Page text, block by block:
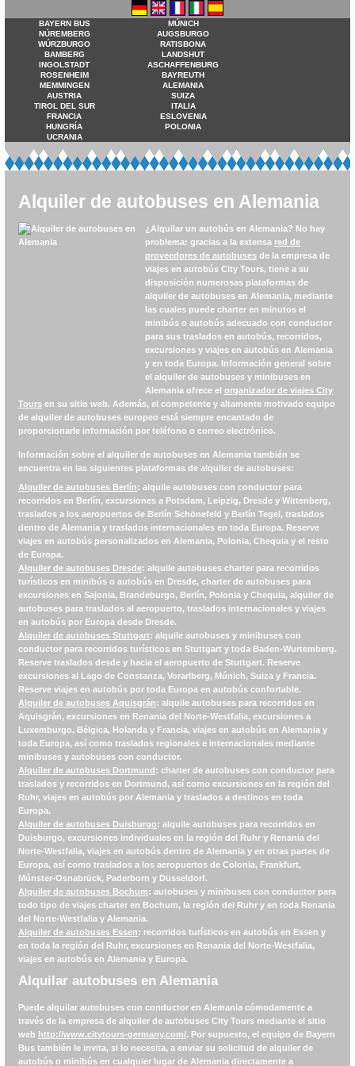
Alquiler de autobuses en Alemania
¿Alquilar un autobús en Alemania? No hay
problema: gracias a la extensa red de
proveedores de autobuses de la empresa de
viajes en autobús City Tours, tiene a su
disposición numerosas plataformas de
alquiler de autobuses en Alemania, mediante
las cuales puede charter en minutos el
minibús o autobús adecuado con conductor
para sus traslados en autobús, recorridos,
excursiones y viajes en autobús en Alemania
y en toda Europa. Información general sobre
el alquiler de autobuses y minibuses en
Alemania ofrece el organizador de viajes City
Tours en su sitio web. Además, el competente y altamente motivado equipo
de alquiler de autobuses europeo está siempre encantado de
proporcionarle información por teléfono o correo electrónico.
Información sobre el alquiler de autobuses en Alemania también se
encuentra en las siguientes plataformas de alquiler de autobuses:
Alquiler de autobuses Berlín: alquile autobuses con conductor para
recorridos en Berlín, excursiones a Potsdam, Leipzig, Dresde y Wittenberg,
traslados a los aeropuertos de Berlín Schönefeld y Berlín Tegel, traslados
dentro de Alemania y traslados internacionales en toda Europa. Reserve
viajes en autobús personalizados en Alemania, Polonia, Chequia y el resto
de Europa.
Alquiler de autobuses Dresde: alquile autobuses charter para recorridos
turísticos en minibús o autobús en Dresde, charter de autobuses para
excursiones en Sajonia, Brandeburgo, Berlín, Polonia y Chequia, alquiler de
autobuses para traslados al aeropuerto, traslados internacionales y viajes
en autobús por Europa desde Dresde.
Alquiler de autobuses Stuttgart: alquile autobuses y minibuses con
conductor para recorridos turísticos en Stuttgart y toda Baden-Wurtemberg.
Reserve traslados desde y hacia el aeropuerto de Stuttgart. Reserve
excursiones al Lago de Constanza, Vorarlberg, Múnich, Suiza y Francia.
Reserve viajes en autobús por toda Europa en autobús confortable.
Alquiler de autobuses Aquisgrán: alquile autobuses para recorridos en
Aquisgrán, excursiones en Renania del Norte-Westfalia, excursiones a
Luxemburgo, Bélgica, Holanda y Francia, viajes en autobús en Alemania y
toda Europa, así como traslados regionales e internacionales mediante
minibuses y autobuses con conductor.
Alquiler de autobuses Dortmund : charter de autobuses con conductor para
traslados y recorridos en Dortmund, así como excursiones en la región del
Ruhr, viajes en autobús por Alemania y traslados a destinos en toda
Europa.
Alquiler de autobuses Duisburgo: alquile autobuses para recorridos en
Duisburgo, excursiones individuales en la región del Ruhr y Renania del
Norte-Westfalia, viajes en autobús dentro de Alemania y en otras partes de
Europa, así como traslados a los aeropuertos de Colonia, Frankfurt,
Múnster-Osnabrück, Paderborn y Düsseldorf.
Alquiler de autobuses Bochum: autobuses y minibuses con conductor para
todo tipo de viajes charter en Bochum, la región del Ruhr y en toda Renania
del Norte-Westfalia y Alemania.
Alquiler de autobuses Essen: recorridos turísticos en autobús en Essen y
en toda la región del Ruhr, excursiones en Renania del Norte-Westfalia,
viajes en autobús en Alemania y Europa.
Alquilar autobuses en Alemania
Puede alquilar autobuses con conductor en Alemania cómodamente a
través de la empresa de alquiler de autobuses City Tours mediante el sitio
web http://www.citytours-germany.com/. Por supuesto, el equipo de Bayern
Bus también le invita, si lo necesita, a enviar su solicitud de alquiler de
autobús o minibús en cualquier lugar de Alemania directamente a
BAYERN BUS
MÚNICH
NÚREMBERG
AUGSBURGO
WÚRZBURGO
RATISBONA
BAMBERG
LANDSHUT
INGOLSTADT
ASCHAFFENBURG
ROSENHEIM
BAYREUTH
MEMMINGEN
ALEMANIA
AUSTRIA
SUIZA
TIROL DEL SUR
ITALIA
FRANCIA
ESLOVENIA
HUNGRÍA
POLONIA
UCRANIA